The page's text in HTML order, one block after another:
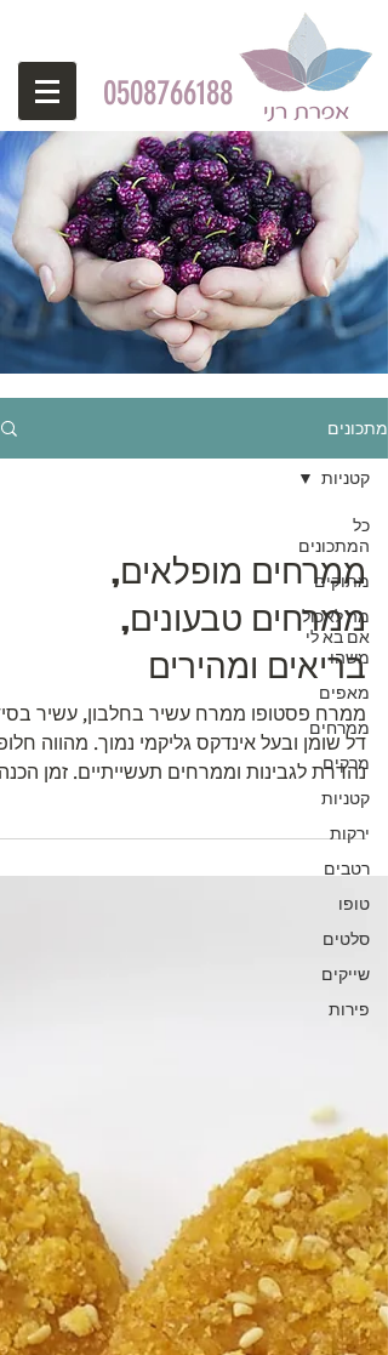
0508766188
מתכונים
כל
המתכונים
מתוקים
מה לאכול
אם בא לי
משהו
מאפים
ממרחים
מרקים
קטניות
ירקות
רטבים
טופו
סלטים
שייקים
פירות
קטניות
ממרחים מופלאים,
ממרחים טבעונים,
בריאים ומהירים
ממרח פסטופו ממרח עשיר בחלבון, עשיר
דל שומן ובעל אינדקס גליקמי נמוך. מהווה
נהדרת לגבינות וממרחים תעשייתיים. זמן
10...